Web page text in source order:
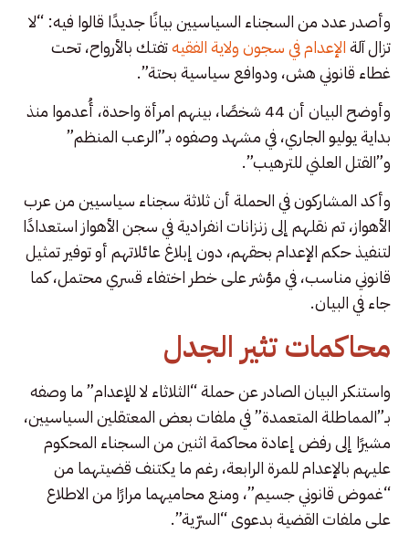
وأصدر عدد من السجناء السياسيين بيانًا جديدًا قالوا فيه: “لا
تزال آلةالإعدام في سجون ولاية الفقيهتفتك بالأرواح، تحت
غطاء قانوني هش، ودوافع سياسية بحتة”.
وأوضح البيان أن 44 شخصًا، بينهم امرأة واحدة، أُعدموا منذ
بداية يوليو الجاري، في مشهد وصفوه بـ”الرعب المنظم”
و”القتل العلني للترهيب”.
وأكد المشاركون في الحملة أن ثلاثة سجناء سياسيين من عرب
الأهواز، تم نقلهم إلى زنزانات انفرادية في سجن الأهواز استعدادًا
لتنفيذ حكم الإعدام بحقهم، دون إبلاغ عائلاتهم أو توفير تمثيل
قانوني مناسب، في مؤشر على خطر اختفاء قسري محتمل، كما
جاء في البيان.
محاكمات تثير الجدل
واستنكر البيان الصادر عن حملة “الثلاثاء لا للإعدام” ما وصفه
بـ”المماطلة المتعمدة” في ملفات بعض المعتقلين السياسيين،
مشيرًا إلى رفض إعادة محاكمة اثنين من السجناء المحكوم
عليهم بالإعدام للمرة الرابعة، رغم ما يكتنف قضيتهما من
“غموض قانوني جسيم”، ومنع محاميهما مرارًا من الاطلاع
على ملفات القضية بدعوى “السرّية”.